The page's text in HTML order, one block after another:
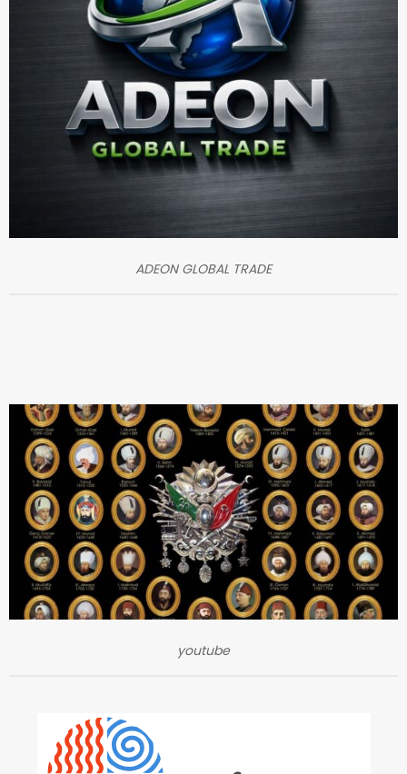
ADEON GLOBAL TRADE
youtube